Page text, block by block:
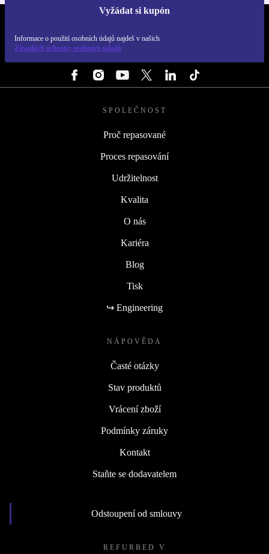
Vyžádat si kupón
Informace o použití osobních údajů najdeš v našich
Zásadách ochrany osobních údajů
SPOLEČNOST
Proč repasované
Proces repasování
Udržitelnost
Kvalita
O nás
Kariéra
Blog
Tisk
↪ Engineering
NÁPOVĚDA
Časté otázky
Stav produktů
Vrácení zboží
Podmínky záruky
Kontakt
Staňte se dodavatelem
Odstoupení od smlouvy
REFURBED V